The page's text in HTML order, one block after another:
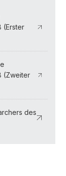
(Erster
(Zweiter
des